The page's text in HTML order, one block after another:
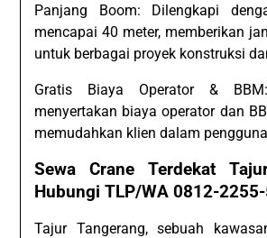
Panjang Boom: Dilengkapi
mencapai 40 meter, memberikan
untuk berbagai proyek konstruksi
Gratis Biaya Operator &
menyertakan biaya operator dan
memudahkan klien dalam
Sewa Crane Terdekat
Hubungi TLP/WA 0812-
Tajur Tangerang, sebuah